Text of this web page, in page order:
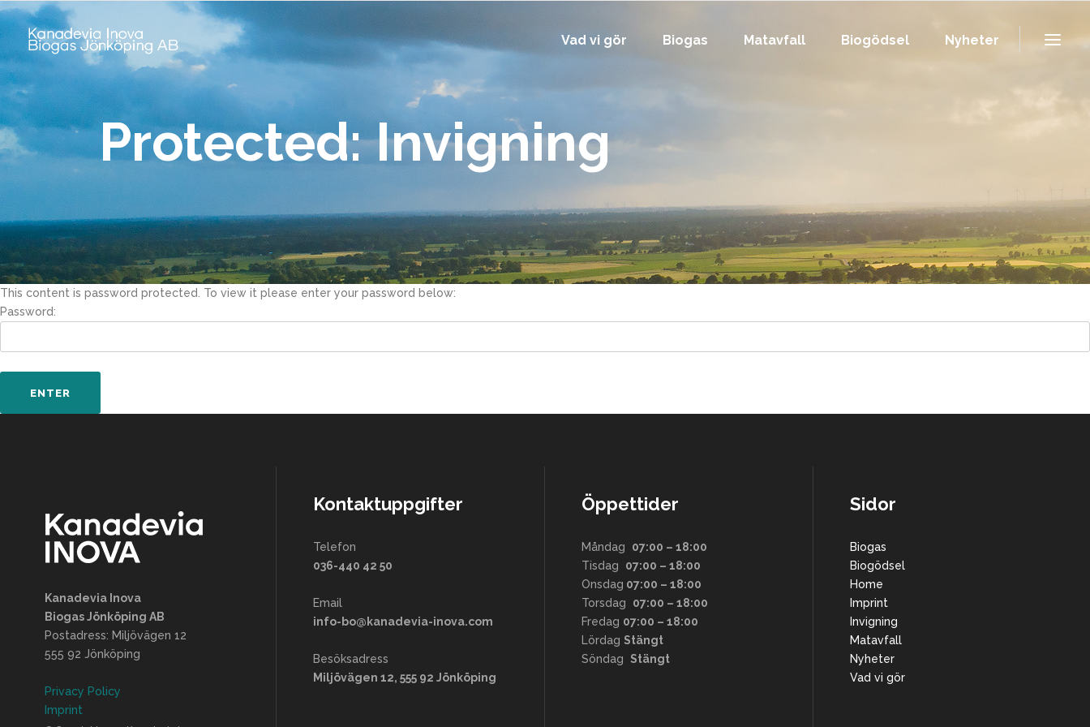
Vad vi gör Biogas Matavfall Biogödsel Nyheter
Protected: Invigning
This content is password protected. To view it please enter your password below:
Password:
Kanadevia Inova
Biogas Jönköping AB
Postadress: Miljövägen 12
555 92 Jönköping
Privacy Policy
Imprint
Kontaktuppgifter
Telefon
036-440 42 50
Email
info-bo@kanadevia-inova.com
Besöksadress
Miljövägen 12, 555 92 Jönköping
Öppettider
Måndag 07:00 – 18:00
Tisdag 07:00 – 18:00
Onsdag 07:00 – 18:00
Torsdag 07:00 – 18:00
Fredag 07:00 – 18:00
Lördag Stängt
Söndag Stängt
Sidor
Biogas
Biogödsel
Home
Imprint
Invigning
Matavfall
Nyheter
Vad vi gör